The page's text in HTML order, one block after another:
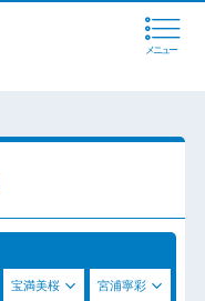
メニュー
宝満美桜 宮浦寧彩